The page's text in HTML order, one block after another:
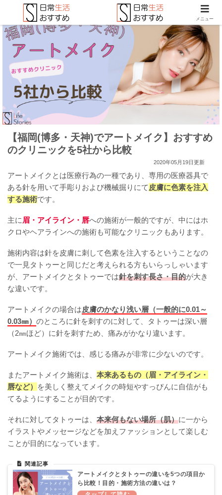
【福岡(博多・天神)でアートメイク】おすすめ
のクリニックを5社から比較
2020年05月19日更新
アートメイクとは医療行為の一種であり、専用の医療器具で
ある針を用いて手彫りおよび機械掘りにて 皮膚に色素を注入
する施術です。
主に 眉・アイライン・唇への施術が一般的ですが、中にはホ
クロやヘアラインへの施術も可能なクリニックもあります。
施術内容は針を皮膚に刺して色素を注入するということなの
で一見タトゥーと同じだと考えられる方もいらっしゃいます
が、アートメイクとタトゥーでは針を刺す長さ・目的が大き
な違いです。
アートメイクの場合は皮膚のかなり浅い層（一般的に0.01～
0.03㎜） のところに針を刺すのに対して、タトゥーは深い層
（2㎜ほど）に針を刺すため、痛みがかなり違います。
アートメイク施術では、感じる痛みが非常に少ないのです。
またアートメイク施術は、 本来あるもの（眉・アイライン・
唇など）
を美しく整えてメイクの時短やすっぴんに自信がも
てるようにすることが目的です。
それに対してタトゥーは、 本来何もない場所（肌）に一から
イラストやメッセージなどを加えファッションとして楽しむ
ことが目的になっています。
アートメイクとタトゥーの違いを5つの項目か
ら比較！目的・施術方法の違いは？
メニュー